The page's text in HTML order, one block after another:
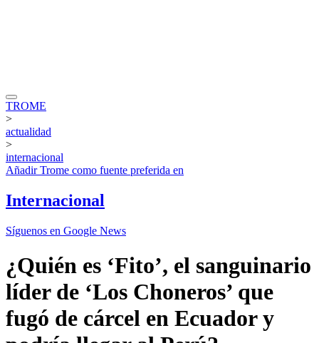
TROME
>
actualidad
>
internacional
AñadirTrome como fuente preferida en
Internacional
Síguenos en Google News
¿Quién es ‘Fito’, el sanguinario
líder de ‘Los Choneros’ que
fugó de cárcel en Ecuador y